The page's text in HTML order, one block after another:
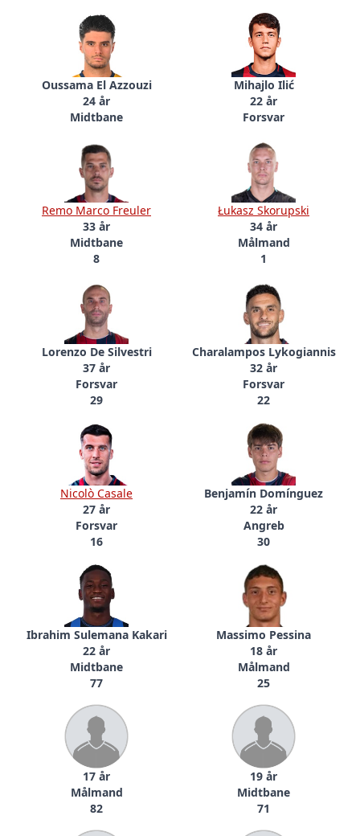
Oussama El Azzouzi
24 år
Midtbane
Mihajlo Ilić
22 år
Forsvar
Remo Marco Freuler
33 år
Midtbane
8
Łukasz Skorupski
34 år
Målmand
1
Lorenzo De Silvestri
37 år
Forsvar
29
Charalampos Lykogiannis
32 år
Forsvar
22
Nicolò Casale
27 år
Forsvar
16
Benjamín Domínguez
22 år
Angreb
30
Ibrahim Sulemana Kakari
22 år
Midtbane
77
Massimo Pessina
18 år
Målmand
25
17 år
Målmand
82
19 år
Midtbane
71